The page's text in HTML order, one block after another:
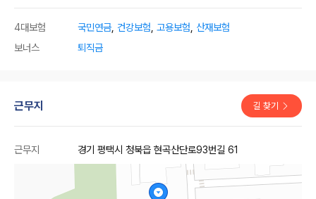
4대보험 국민연금 건강보험 고용보험 산재보험
보너스
퇴직금
근무지 길 찾기
근무지 경기 평택시 청북읍 현곡산단로93번길 61